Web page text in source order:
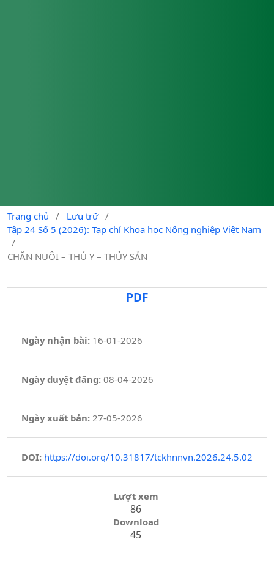
Trang chủ / Lưu trữ /
Tập 24 Số 5 (2026): Tạp chí Khoa học Nông nghiệp Việt Nam
/
CHĂN NUÔI – THÚ Y – THỦY SẢN
PDF
Ngày nhận bài: 16-01-2026
Ngày duyệt đăng:08-04-2026
Ngày xuất bản: 27-05-2026
DOI: https://doi.org/10.31817/tckhnnvn.2026.24.5.02
Lượt xem
86
Download
45